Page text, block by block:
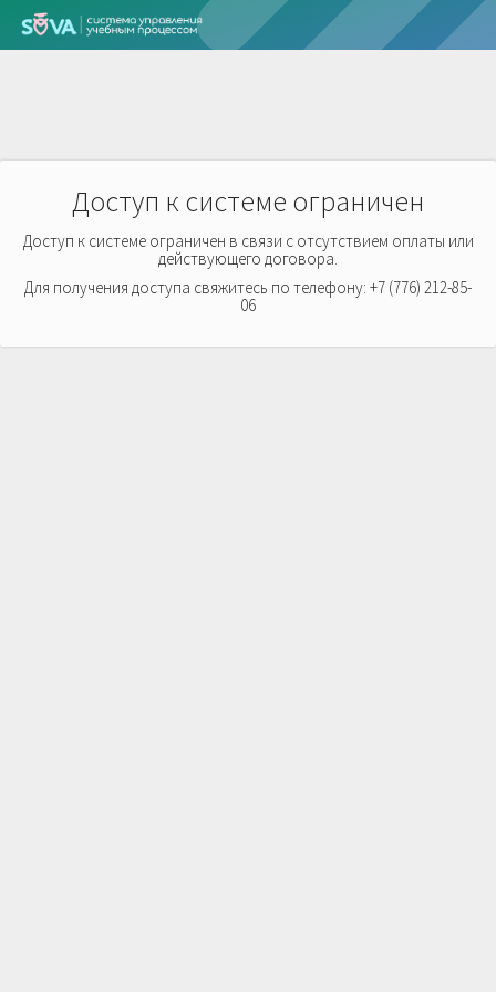
Доступ к системе ограничен
Доступ к системе ограничен в связи с отсутствием оплаты или
действующего договора.
Для получения доступа свяжитесь по телефону: +7 (776) 212-85-
06